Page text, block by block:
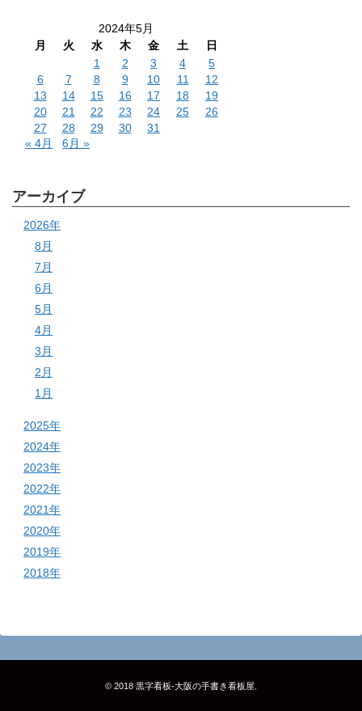
2024年5月
月
火 水 木 金 土
日
1
2 3 4
5
6
7 8 9 10 11
12
13
14 15 16 17 18
19
20
21 22 23 24 25
26
27
28 29 30
31
« 4月
6月 »
アーカイブ
2026年
8月
7月
6月
5月
4月
3月
2月
1月
2025年
2024年
2023年
2022年
2021年
2020年
2019年
2018年
© 2018 黒字看板‐大阪の手書き看板屋